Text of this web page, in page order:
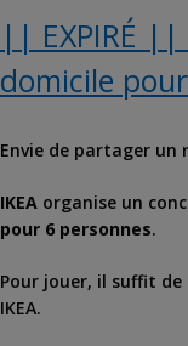
|| EXPIRÉ ||
domicile
Envie de partager un
IKEA organise un
pour 6 personnes.
Pour jouer, il suffit
IKEA.